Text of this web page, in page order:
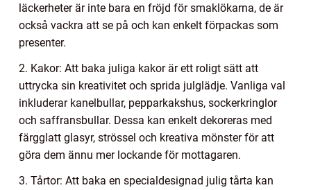
läckerheter är inte bara en fröjd för smaklökarna, de är
också vackra att se på och kan enkelt förpackas som
presenter.
2. Kakor: Att baka juliga kakor är ett roligt sätt att
uttrycka sin kreativitet och sprida julglädje. Vanliga val
inkluderar kanelbullar, pepparkakshus, sockerkringlor
och saffransbullar. Dessa kan enkelt dekoreras med
färgglatt glasyr, strössel och kreativa mönster för att
göra dem ännu mer lockande för mottagaren.
3. Tårtor: Att baka en specialdesignad julig tårta kan